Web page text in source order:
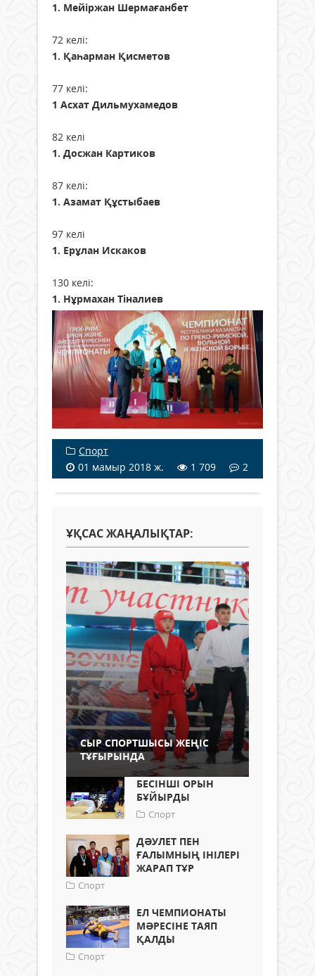
1. Мейіржан Шермағанбет
72 келі:
1. Қаһарман Қисметов
77 келі:
1 Асхат Дильмухамедов
82 келі
1. Досжан Картиков
87 келі:
1. Азамат Құстыбаев
97 келі
1. Ерұлан Искаков
130 келі:
1. Нұрмахан Тіналиев
Спорт
01 мамыр 2018 ж.
1 709 2
ҰҚСАС ЖАҢАЛЫҚТАР:
СЫР СПОРТШЫСЫ ЖЕҢІС
ТҰҒЫРЫНДА
БЕСІНШІ ОРЫН
БҰЙЫРДЫ
Спорт
ДӘУЛЕТ ПЕН
ҒАЛЫМНЫҢ ІНІЛЕРІ
ЖАРАП ТҰР
Спорт
ЕЛ ЧЕМПИОНАТЫ
МӘРЕСІНЕ ТАЯП
ҚАЛДЫ
Спорт